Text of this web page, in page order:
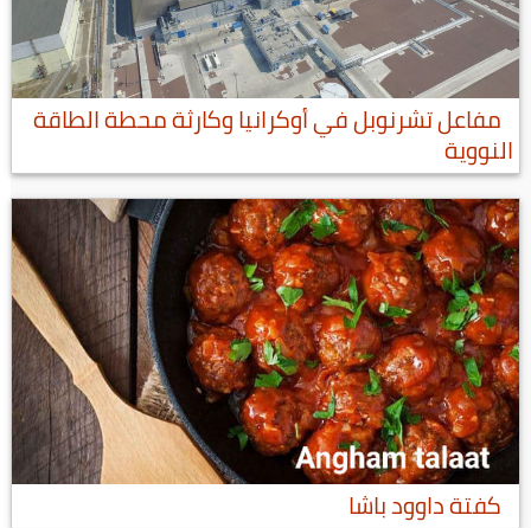
مفاعل تشرنوبل في أوكرانيا وكارثة محطة الطاقة
النووية
كفتة داوود باشا